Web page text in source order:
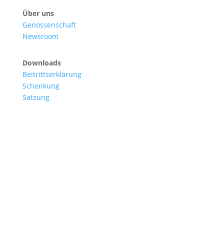
Über uns
Genossenschaft
Newsroom
Downloads
Beitrittserklärung
Schenkung
Satzung